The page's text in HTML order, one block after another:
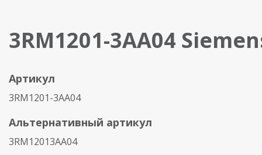
3RM1201-3AA04
Артикул
3RM1201-3AA04
Альтернативный артикул
3RM12013AA04